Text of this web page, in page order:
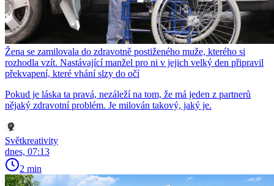
Žena se zamilovala do zdravotně postiženého muže, kterého si
rozhodla vzít. Nastávající manžel pro ni v jejich velký den připravil
překvapení, které vhání slzy do očí
Pokud je láska ta pravá, nezáleží na tom, že má jeden z partnerů
nějaký zdravotní problém. Je milován takový, jaký je.
Světkreativity
dnes, 07:13
2 min